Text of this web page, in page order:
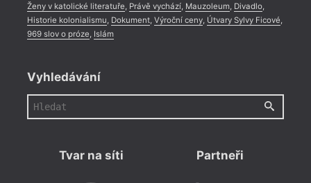
Ženy v katolické literatuře, Právě vychází, Mauzoleum, Divadlo,
Historie kolonialismu, Dokument, Výroční ceny, Útvary Sylvy Ficové,
969 slov o próze, Islám
Vyhledávání
Tvar na síti Partneři